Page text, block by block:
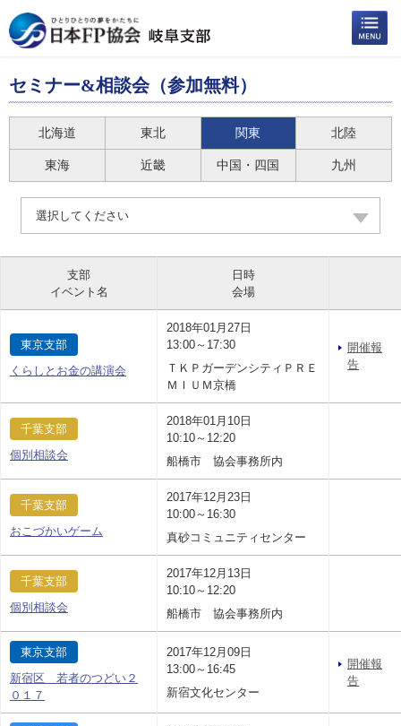
セミナー&相談会（参加無料）
北海道 東北 関東 北陸
東海 近畿 中国・四国 九州
選択してください
支部
イベント名
日時
会場
東京支部
くらしとお金の講演会
2018年01月27日
13:00～17:30
ＴＫＰガーデンシティＰＲＥ
ＭＩＵＭ京橋
開催報
告
千葉支部
個別相談会
2018年01月10日
10:10～12:20
船橋市 協会事務所内
千葉支部
おこづかいゲーム
2017年12月23日
10:00～16:30
真砂コミュニティセンター
千葉支部
個別相談会
2017年12月13日
10:10～12:20
船橋市 協会事務所内
東京支部
新宿区 若者のつどい２
０１７
2017年12月09日
13:00～16:45
新宿文化センター
開催報
告